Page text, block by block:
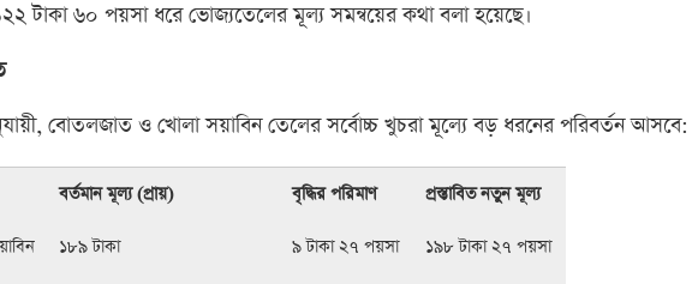
টাকা ৬০ পয়সা ধরে ভোজ্যতেলের মূল্য সমন্বয়ের কথা বলা হয়েছে।
বোতলজাত ও খোলা সয়াবিন তেলের সর্বোচ্চ খুচরা মূল্যে বড় ধরনের পরিবর্তন আসবে:
বর্তমান মূল্য (প্রায়) বৃদ্ধির পরিমাণ প্রস্তাবিত নতুন মূল্য
১৮৯ টাকা ৯ টাকা ২৭ পয়সা ১৯৮ টাকা ২৭ পয়সা